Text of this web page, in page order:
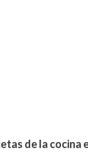
de la cocina